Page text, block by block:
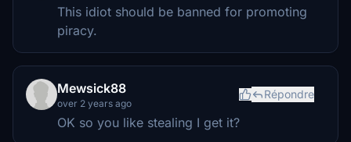
This idiot should be banned for promoting
piracy.
Mewsick88
over 2 years ago
Répondre
OK so you like stealing I get it?